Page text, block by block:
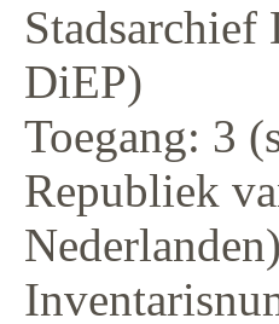
DiEP)
Toegang: 3
Republiek
Nederlanden)